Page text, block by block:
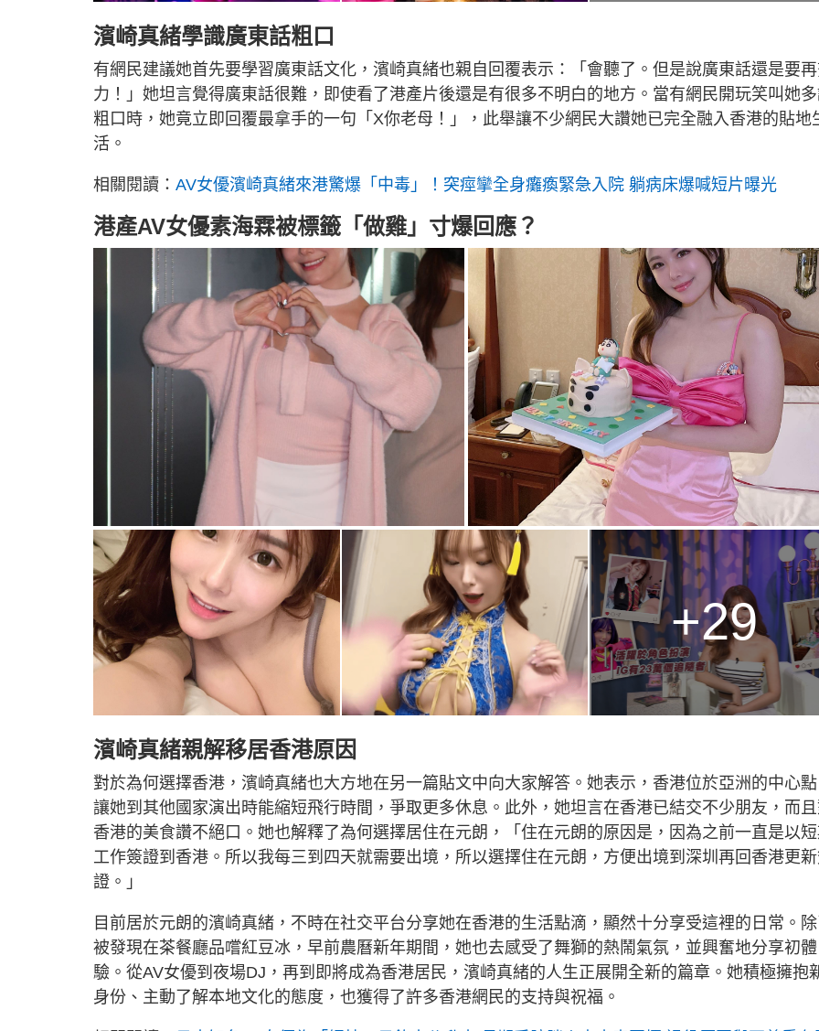
濱崎真緒學識廣東話粗口
有網民建議她首先要學習廣東話文化，濱崎真緒也親自回覆表示：「會聽了。但是說廣東話還是要
力！」她坦言覺得廣東話很難，即使看了港產片後還是有很多不明白的地方。當有網民開玩笑叫她
粗口時，她竟立即回覆最拿手的一句「X你老母！」，此舉讓不少網民大讚她已完全融入香港的貼地
活。
相關閱讀： AV女優濱崎真緒來港驚爆「中毒」！突痙攣全身癱瘓緊急入院 躺病床爆喊短片曝光
港產AV女優素海霖被標籤「做雞」寸爆回應？
+29
濱崎真緒親解移居香港原因
對於為何選擇香港，濱崎真緒也大方地在另一篇貼文中向大家解答。她表示，香港位於亞洲的中心點
讓她到其他國家演出時能縮短飛行時間，爭取更多休息。此外，她坦言在香港已結交不少朋友，而
香港的美食讚不絕口。她也解釋了為何選擇居住在元朗，「住在元朗的原因是，因為之前一直是以短
工作簽證到香港。所以我每三到四天就需要出境，所以選擇住在元朗，方便出境到深圳再回香港更
證。」
目前居於元朗的濱崎真緒，不時在社交平台分享她在香港的生活點滴，顯然十分享受這裡的日常。除
被發現在茶餐廳品嚐紅豆冰，早前農曆新年期間，她也去感受了舞獅的熱鬧氣氛，並興奮地分享初體
驗。從AV女優到夜場DJ，再到即將成為香港居民，濱崎真緒的人生正展開全新的篇章。她積極擁抱
身份、主動了解本地文化的態度，也獲得了許多香港網民的支持與祝福。